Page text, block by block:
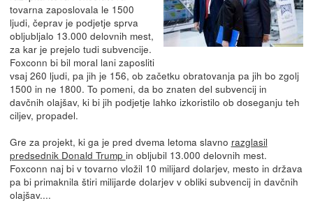
tovarna zaposlovala le 1500
ljudi, čeprav je podjetje sprva
obljubljalo 13.000 delovnih mest,
za kar je prejelo tudi subvencije.
Foxconn bi bil moral lani zaposliti
vsaj 260 ljudi, pa jih je 156, ob začetku obratovanja pa jih bo zgolj
1500 in ne 1800. To pomeni, da bo znaten del subvencij in
davčnih olajšav, ki bi jih podjetje lahko izkoristilo ob doseganju teh
ciljev, propadel.
Gre za projekt, ki ga je pred dvema letoma slavno razglasil
predsednik Donald Trump in obljubil 13.000 delovnih mest.
Foxconn naj bi v tovarno vložil 10 milijard dolarjev, mesto in država
pa bi primaknila štiri milijarde dolarjev v obliki subvencij in davčnih
olajšav....